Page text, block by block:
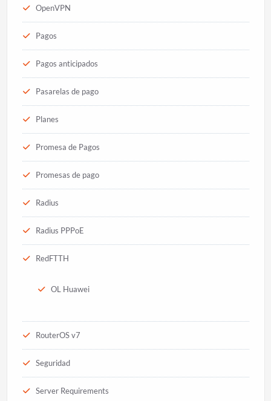
OpenVPN
Pagos
Pagos anticipados
Pasarelas de pago
Planes
Promesa de Pagos
Promesas de pago
Radius
Radius PPPoE
RedFTTH
OL Huawei
RouterOS v7
Seguridad
Server Requirements